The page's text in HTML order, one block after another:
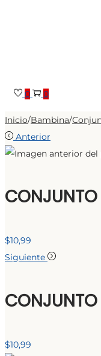
0 0
Inicio/Bambina/
Anterior
$10,99
Siguiente
CONJUNTO
$10,99